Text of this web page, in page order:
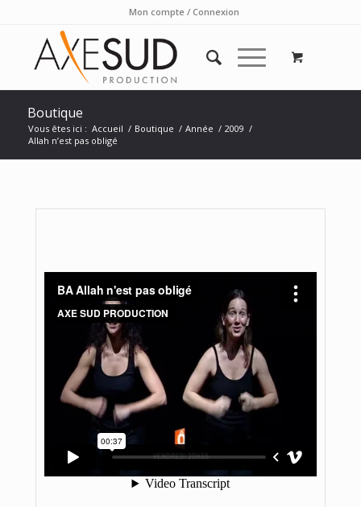
Mon compte / Connexion
Boutique
Vous êtes ici : Accueil / Boutique / Année / 2009 /
Allah n’est pas obligé